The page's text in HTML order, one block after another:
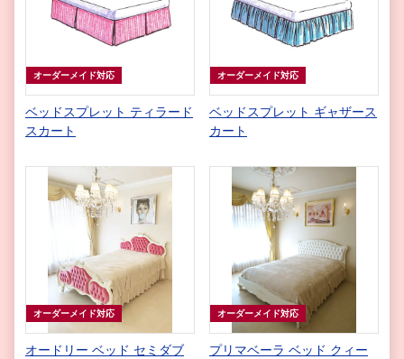
オーダーメイド対応
ベッドスプレット ティラード
スカート
オーダーメイド対応
ベッドスプレット ギャザース
カート
オーダーメイド対応
オードリー ベッド セミダブ
オーダーメイド対応
プリマベーラ ベッド クィー